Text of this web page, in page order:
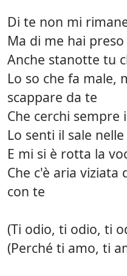
Di te non mi
Ma di me hai
Anche stanotte tu
Lo so che fa male,
scappare da te
Che cerchi sempre
Lo senti il sale
E mi si è rotta la
Che c'è aria
con te
(Ti odio, ti odio, ti
(Perché ti amo, ti